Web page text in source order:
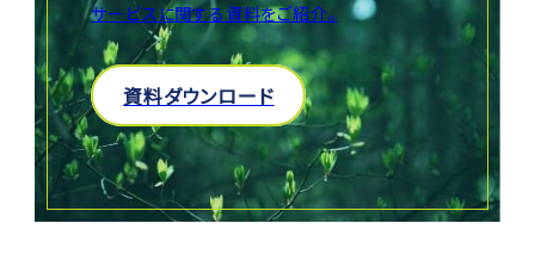
サービスに関する資料をご紹介。
資料ダウンロード